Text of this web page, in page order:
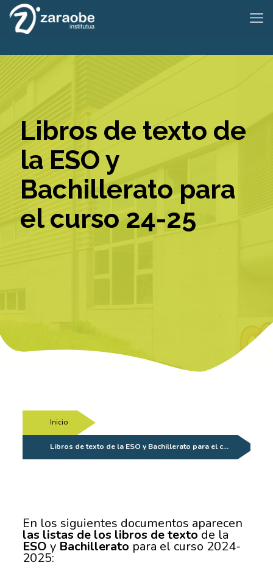
Libros de texto de
la ESO y
Bachillerato para
el curso 24-25
Inicio
Libros de texto de la ESO y Bachillerato para el c…
En los siguientes documentos aparecen
las listas de los libros de textode la
ESO y Bachillerato para el curso 2024-
2025: